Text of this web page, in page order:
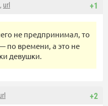
+1
url
не предпринимал, то
по времени, а это не
девушки.
+2